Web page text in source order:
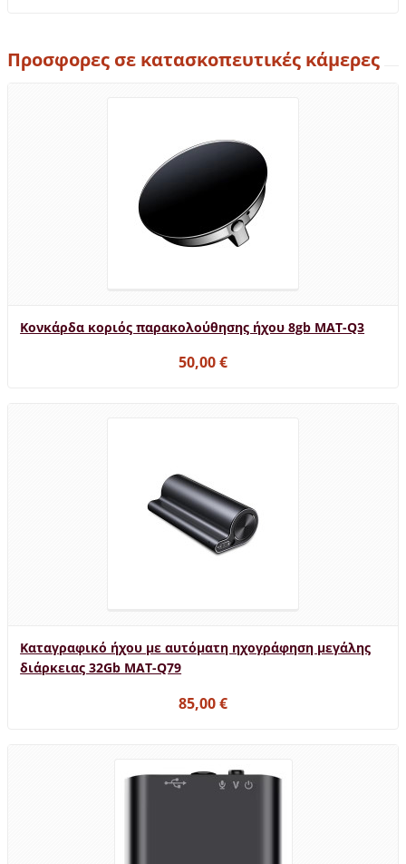
Προσφορες σε κατασκοπευτικές κάμερες
Κονκάρδα κοριός παρακολούθησης ήχου 8gb MAT-Q3
50,00 €
Καταγραφικό ήχου με αυτόματη ηχογράφηση μεγάλης
διάρκειας 32Gb MAT-Q79
85,00 €